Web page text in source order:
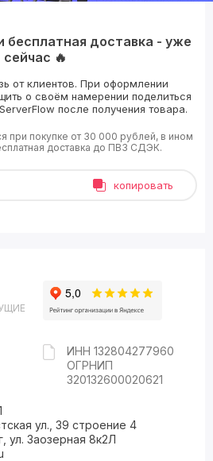
бесплатная доставка - уже
сейчас 🔥
от клиентов. При оформлении
о своём намерении поделиться
после получения товара.
при покупке от 30 000 рублей, в ином
доставка до ПВЗ СДЭК.
копировать
ИНН 132804277960
ОГРНИП
320132600020621
ул., 39 строение 4
ул. Заозерная 8к2Л